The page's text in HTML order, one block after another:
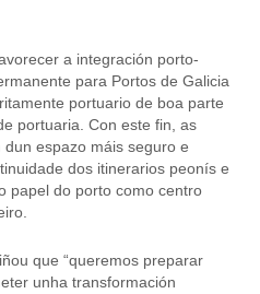
a integración porto-
para Portos de Galicia
portuario de boa parte
portuaria. Con este fin, as
espazo máis seguro e
dos itinerarios peonís e
papel do porto como centro
que “queremos preparar
unha transformación